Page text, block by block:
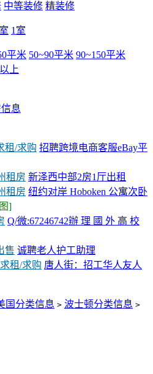
中等装修 精装修
1室
平米 50~90平米 90~150平米
上
息
租/求购 招聘跨境电商客服eBay平
租房 新泽西中部2房1厅出租
租房 纽约对岸 Hoboken 公寓次卧
]
Q/微:67246742辦 理 國 外 高 校
售 诚聘老人护工助理
租/求购 唐人街：招工华人友人
国分类信息 > 波士顿分类信息 >